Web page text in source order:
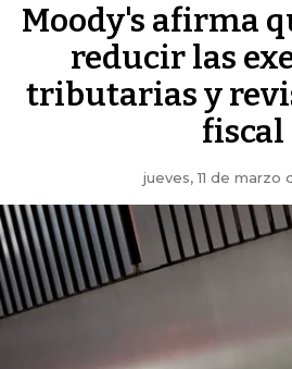
Moody's afirma
reducir las
tributarias y
fiscal
jueves, 11 de marzo